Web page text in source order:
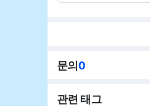
문의0
관련 태그